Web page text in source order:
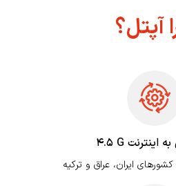
آپتل؟
اینترنت 4.5 G
ایران، عراق و ترکیه